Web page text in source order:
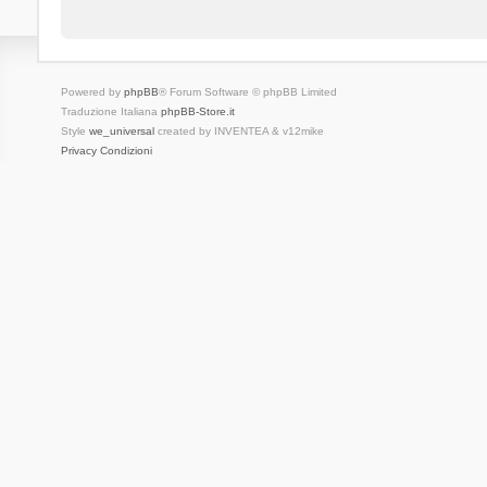
Powered by phpBB® Forum Software © phpBB Limited
Traduzione Italiana phpBB-Store.it
Style we_universalcreated by INVENTEA & v12mike
Privacy Condizioni